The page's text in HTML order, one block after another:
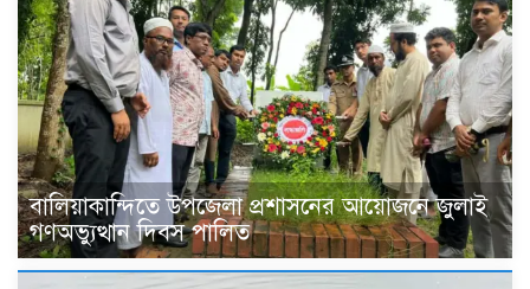
বালিয়াকান্দিতে উপজেলা প্রশাসনের আয়োজনে জুলাই
গণঅভ্যুত্থান দিবস পালিত